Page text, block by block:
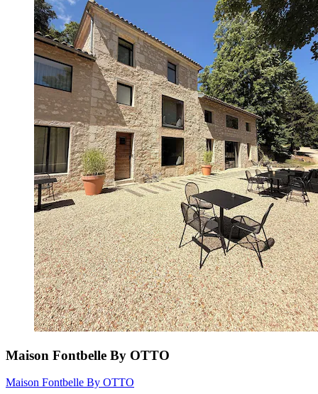
Maison Fontbelle By OTTO
Maison Fontbelle By OTTO